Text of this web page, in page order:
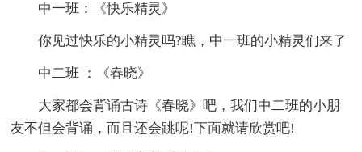
中一班：《快乐精灵》
你见过快乐的小精灵吗?瞧，中一班的小精灵们来了
中二班 ：《春晓》
大家都会背诵古诗《春晓》吧，我们中二班的小朋
友不但会背诵，而且还会跳呢!下面就请欣赏吧!